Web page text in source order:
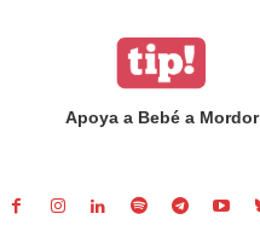
Apoya a Bebé a Mordor